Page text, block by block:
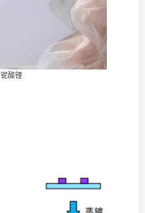
铌酸锂